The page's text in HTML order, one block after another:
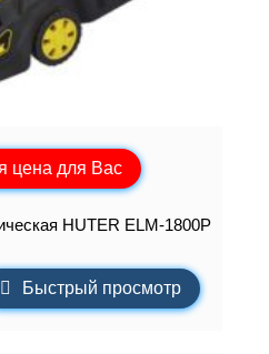
цена для Вас
HUTER ELM-1800P
Быстрый просмотр